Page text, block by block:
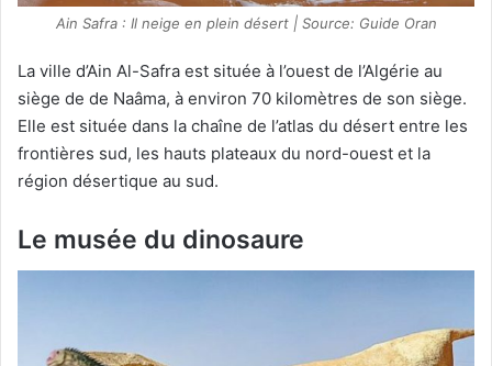
Ain Safra : Il neige en plein désert | Source: Guide Oran
La ville d’Ain Al-Safra est située à l’ouest de l’Algérie au
siège de de Naâma, à environ 70 kilomètres de son siège.
Elle est située dans la chaîne de l’atlas du désert entre les
frontières sud, les hauts plateaux du nord-ouest et la
région désertique au sud.
Le musée du dinosaure